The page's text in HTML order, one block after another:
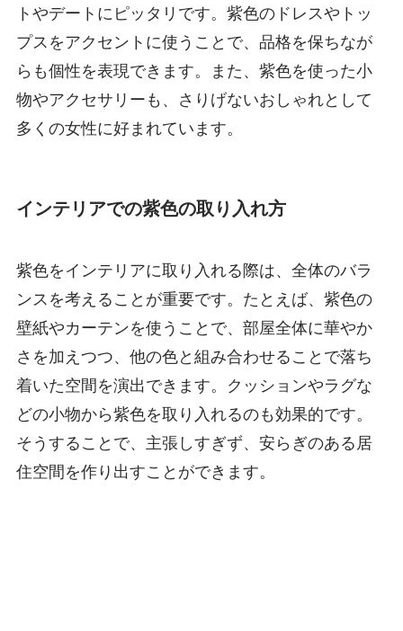
トやデートにピッタリです。紫色のドレスやトッ
プスをアクセントに使うことで、品格を保ちなが
らも個性を表現できます。また、紫色を使った小
物やアクセサリーも、さりげないおしゃれとして
多くの女性に好まれています。
インテリアでの紫色の取り入れ方
紫色をインテリアに取り入れる際は、全体のバラ
ンスを考えることが重要です。たとえば、紫色の
壁紙やカーテンを使うことで、部屋全体に華やか
さを加えつつ、他の色と組み合わせることで落ち
着いた空間を演出できます。クッションやラグな
どの小物から紫色を取り入れるのも効果的です。
そうすることで、主張しすぎず、安らぎのある居
住空間を作り出すことができます。